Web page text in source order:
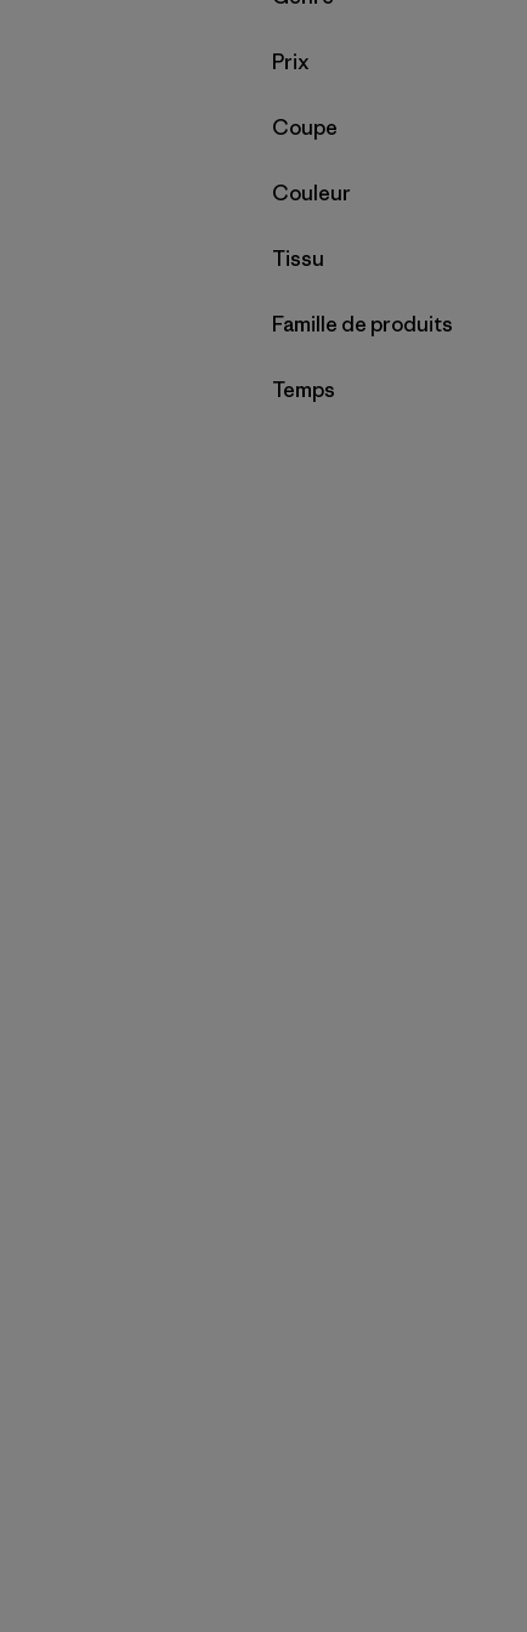
Filtrer par
Prix
Filtrer par
Coupe
Filtrer par
Couleur
Filtrer par
Tissu
Filtrer par
Famille de produits
Filtrer par
Temps